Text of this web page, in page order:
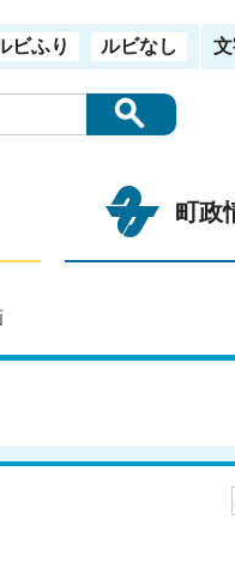
ビふり ルビなし
町政